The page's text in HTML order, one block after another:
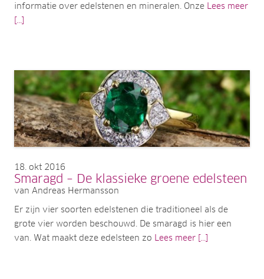
informatie over edelstenen en mineralen. Onze Lees meer
[...]
18 okt 2016
Smaragd – De klassieke groene edelsteen
van Andreas Hermansson
Er zijn vier soorten edelstenen die traditioneel als de
grote vier worden beschouwd. De smaragd is hier een
van. Wat maakt deze edelsteen zo Lees meer [...]